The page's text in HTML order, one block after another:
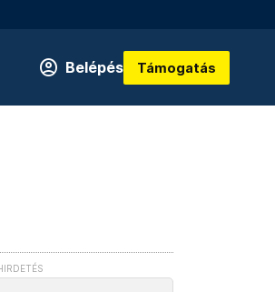
Belépés Támogatás